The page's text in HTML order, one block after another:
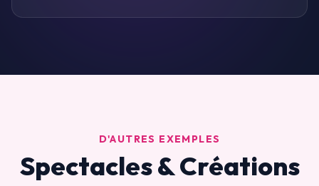
D'AUTRES EXEMPLES
Spectacles & Créations